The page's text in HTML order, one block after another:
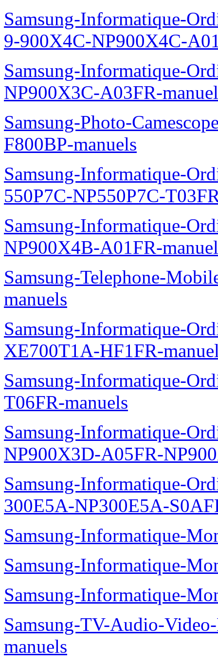
Samsung-Informatique-
9-900X4C-NP900X4C-
Samsung-Informatique-
NP900X3C-A03FR-
Samsung-Photo-
F800BP-manuels
Samsung-Informatique-
550P7C-NP550P7C-
Samsung-Informatique-
NP900X4B-A01FR-
Samsung-Telephone-
manuels
Samsung-Informatique-
XE700T1A-HF1FR-
Samsung-Informatique-
T06FR-manuels
Samsung-Informatique-
NP900X3D-A05FR-
Samsung-Informatique-
300E5A-NP300E5A-
Samsung-Informatique-
Samsung-Informatique-
Samsung-Informatique-
Samsung-TV-Audio-
manuels